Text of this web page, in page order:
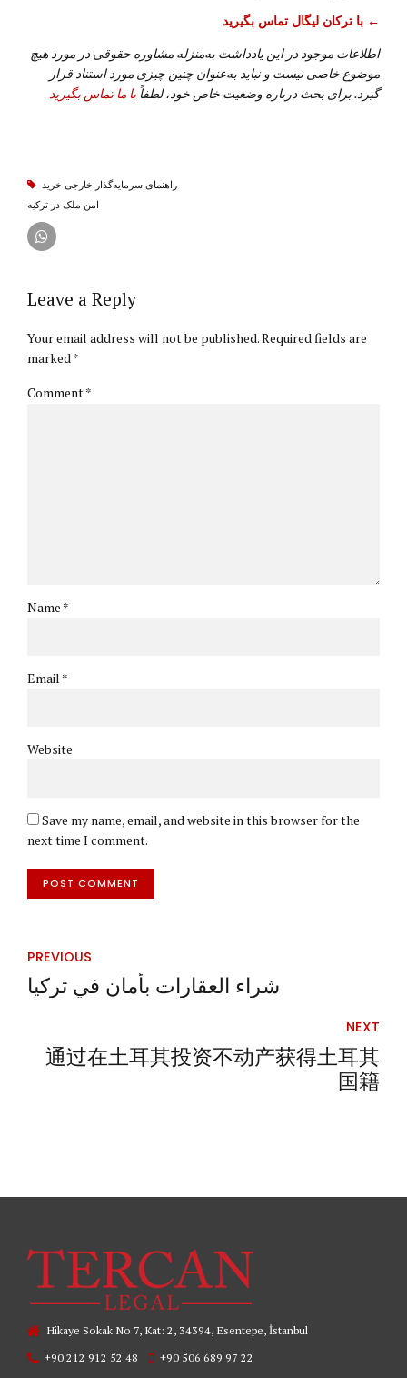
با ترکان لیگال تماس بگیرید ←
اطلاعات موجود در این یادداشت به‌منزله مشاوره حقوقی در مورد هیچ
موضوع خاصی نیست و نباید به‌عنوان چنین چیزی مورد استناد قرار
گیرد. برای بحث درباره وضعیت خاص خود، لطفاً با ما تماس بگیرید
راهنمای سرمایه‌گذار خارجی خرید
امن ملک در ترکیه
Leave a Reply
Your email address will not be published. Required fields are
marked *
Comment*
Name *
Email *
Website
Save my name, email, and website in this browser for the
next time I comment.
POST COMMENT
PREVIOUS
شراء العقارات بأمان في تركيا
NEXT
通过在土耳其投资不动产获得土耳其
国籍
Hikaye Sokak No 7, Kat: 2, 34394, Esentepe, İstanbul
+90 212 912 52 48
+90 506 689 97 22